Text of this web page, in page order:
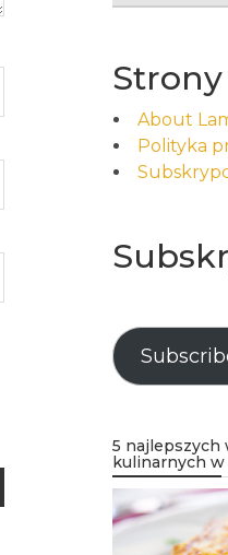
Strony
About
Polityka
5 najlepszych
kulinarnych w